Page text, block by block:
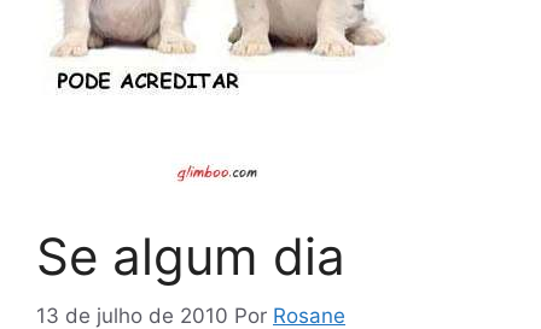
Se algum dia
13 de julho de 2010 Por Rosane